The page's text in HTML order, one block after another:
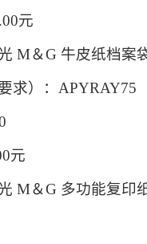
元
M＆G 牛皮纸档案
求）：APYRAY75
元
M＆G 多功能复印